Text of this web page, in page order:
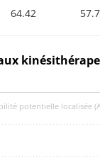
64.42
potentielle localisée